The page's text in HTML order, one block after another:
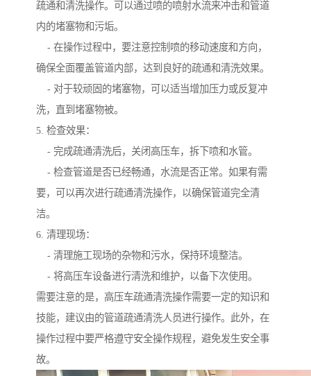
疏通和清洗操作。可以通过喷的喷射水流来冲击和管道
内的堵塞物和污垢。
- 在操作过程中，要注意控制喷的移动速度和方向，
确保全面覆盖管道内部，达到良好的疏通和清洗效果。
- 对于较顽固的堵塞物，可以适当增加压力或反复冲
洗，直到堵塞物被。
5. 检查效果：
- 完成疏通清洗后，关闭高压车，拆下喷和水管。
- 检查管道是否已经畅通，水流是否正常。如果有需
要，可以再次进行疏通清洗操作，以确保管道完全清
洁。
6. 清理现场：
- 清理施工现场的杂物和污水，保持环境整洁。
- 将高压车设备进行清洗和维护，以备下次使用。
需要注意的是，高压车疏通清洗操作需要一定的知识和
技能，建议由的管道疏通清洗人员进行操作。此外，在
操作过程中要严格遵守安全操作规程，避免发生安全事
故。